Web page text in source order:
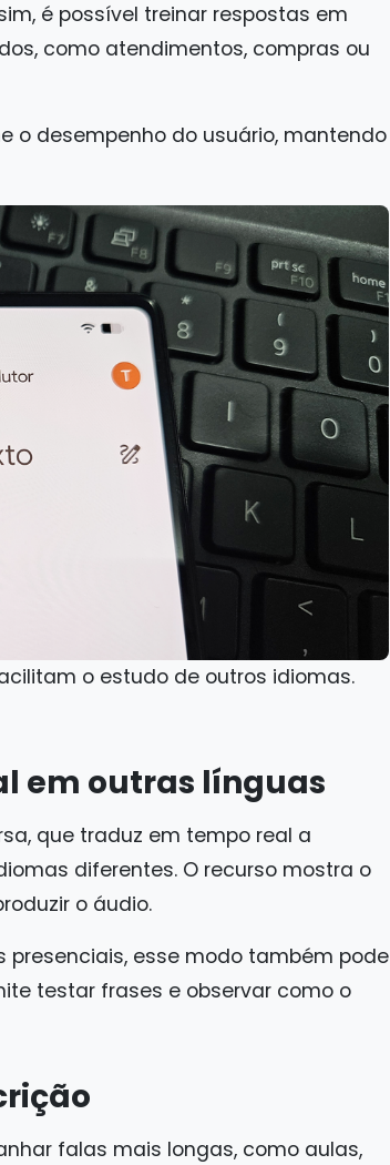
é possível treinar respostas em
como atendimentos, compras ou
o desempenho do usuário, mantendo
o estudo de outros idiomas.
em outras línguas
que traduz em tempo real a
diferentes. O recurso mostra o
o áudio.
esse modo também pode
testar frases e observar como o
falas mais longas, como aulas,